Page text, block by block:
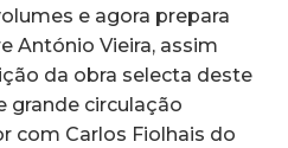
e agora prepara
António Vieira, assim
da obra selecta deste
grande circulação
com Carlos Fiolhais do